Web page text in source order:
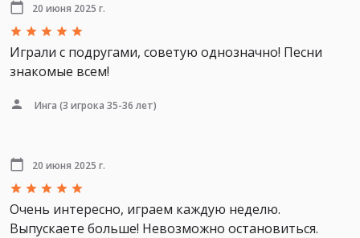
20 июня 2025 г.
Играли с подругами, советую однозначно! Песни
знакомые всем!
Инга (3 игрока 35-36 лет)
20 июня 2025 г.
Очень интересно, играем каждую неделю.
Выпускаете больше! Невозможно остановиться.